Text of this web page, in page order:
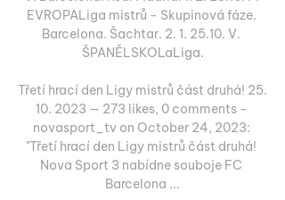
EVROPALiga mistrů - Skupinová fáze.
Barcelona. Šachtar. 2. 1. 25.10. V.
ŠPANĚLSKOLaLiga.
Třetí hrací den Ligy mistrů část druhá! 25.
10. 2023 — 273 likes, 0 comments -
novasport_tv on October 24, 2023:
"Třetí hrací den Ligy mistrů část druhá!
Nova Sport 3 nabídne souboje FC
Barcelona ...